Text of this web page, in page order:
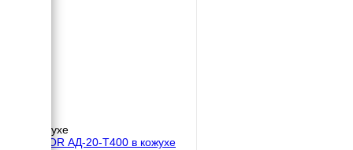
В кожухе
MOTOR АД-20-Т400 в кожухе